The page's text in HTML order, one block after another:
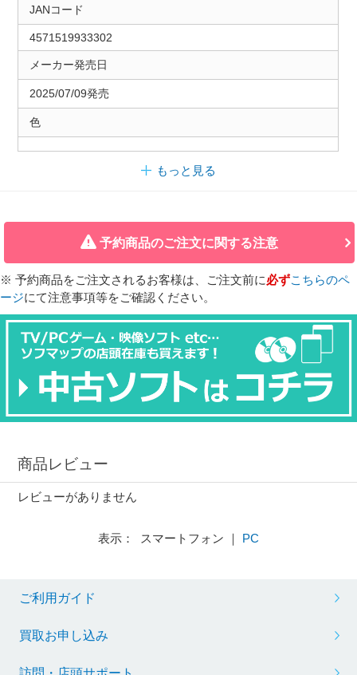
JANコード
4571519933302
メーカー発売日
2025/07/09発売
色
もっと見る
予約商品のご注文に関する注意
※ 予約商品をご注文されるお客様は、ご注文前に必ずこちらのペ
ージにて注意事項等をご確認ください。
商品レビュー
レビューがありません
表示： スマートフォン ｜ PC
ご利用ガイド
買取お申し込み